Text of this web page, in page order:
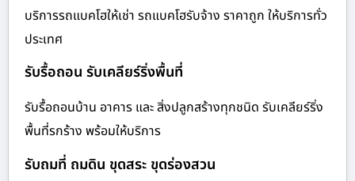
บริการรถแบคโฮให้เช่า รถแบคโฮรับจ้าง ราคาถูก ให้บริการทั่ว
ประเทศ
รับรื้อถอน รับเคลียร์ริ่งพื้นที่
รับรื้อถอนบ้าน อาคาร และ สิ่งปลูกสร้างทุกชนิด รับเคลียร์ริ่ง
พื้นที่รกร้าง พร้อมให้บริการ
รับถมที่ ถมดิน ขุดสระ ขุดร่องสวน